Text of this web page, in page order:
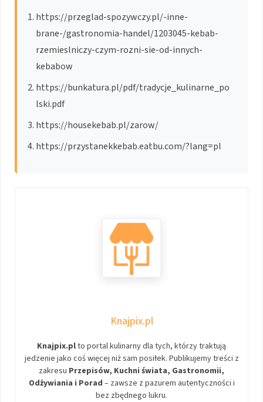
https://przeglad-spozywczy.pl/-inne-
brane-/gastronomia-handel/1203045-kebab-
rzemieslniczy-czym-rozni-sie-od-innych-
kebabow
https://bunkatura.pl/pdf/tradycje_kulinarne_po
lski.pdf
https://housekebab.pl/zarow/
https://przystanekkebab.eatbu.com/?lang=pl
Knajpix.pl
Knajpix.plto portal kulinarny dla tych, którzy traktują
jedzenie jako coś więcej niż sam posiłek. Publikujemy treści z
zakresu Przepisów, Kuchni świata, Gastronomii,
Odżywiania i Porad – zawsze z pazurem autentyczności i
bez zbędnego lukru.